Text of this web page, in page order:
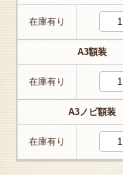
在庫有り
A3額装
在庫有り
A3ノビ額装
在庫有り